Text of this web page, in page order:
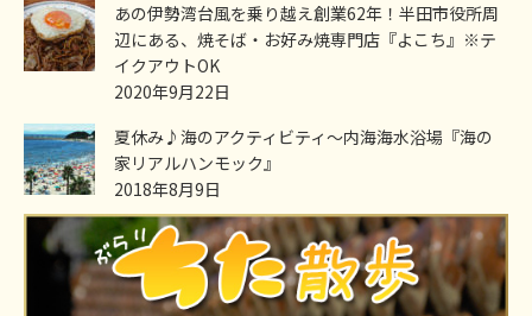
あの伊勢湾台風を乗り越え創業62年！半田市役所周
辺にある、焼そば・お好み焼専門店『よこち』※テ
イクアウトOK
2020年9月22日
夏休み♪海のアクティビティ～内海海水浴場『海の
家リアルハンモック』
2018年8月9日